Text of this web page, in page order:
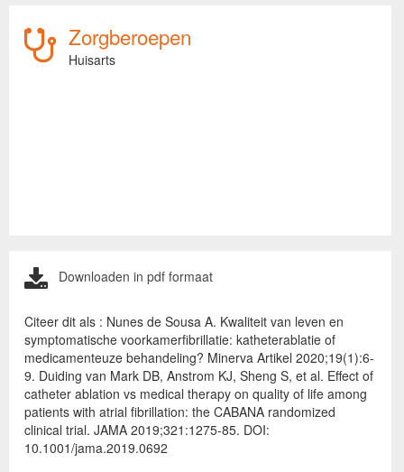
Zorgberoepen
Huisarts
Downloaden in pdf formaat
Citeer dit als : Nunes de Sousa A. Kwaliteit van leven en
symptomatische voorkamerfibrillatie: katheterablatie of
medicamenteuze behandeling? Minerva Artikel 2020;19(1):6-
9. Duiding van Mark DB, Anstrom KJ, Sheng S, et al. Effect of
catheter ablation vs medical therapy on quality of life among
patients with atrial fibrillation: the CABANA randomized
clinical trial. JAMA 2019;321:1275-85. DOI:
10.1001/jama.2019.0692